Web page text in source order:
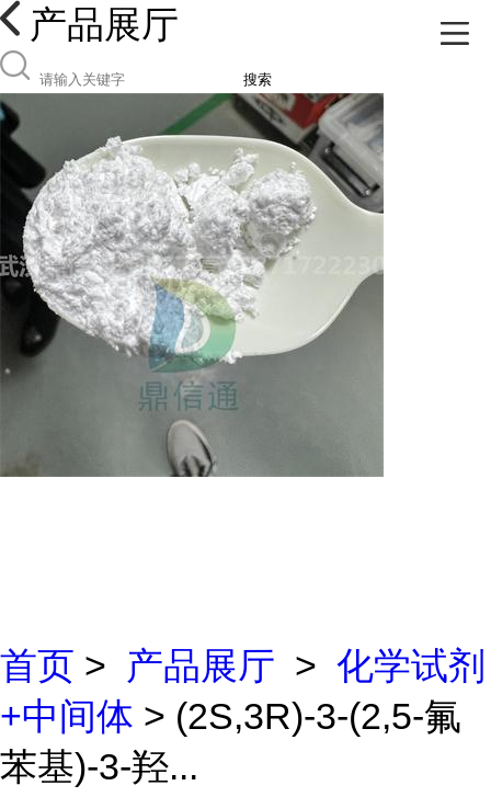
产品展厅
搜索
首页 > 产品展厅 > 化学试剂
+中间体 > (2S,3R)-3-(2,5-氟
苯基)-3-羟...